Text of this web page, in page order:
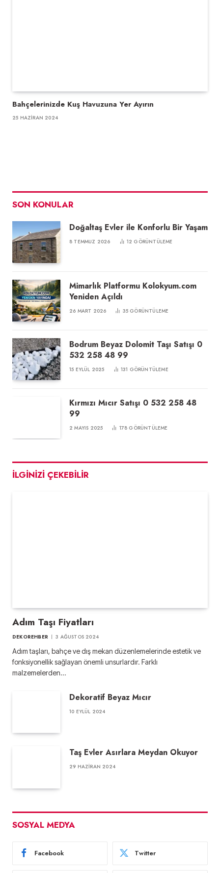
Bahçelerinizde Kuş Havuzuna Yer Ayırın
25 HAZIRAN 2024
SON KONULAR
Doğaltaş Evler ile Konforlu Bir Yaşam
8 TEMMUZ 2026 12 GÖRÜNTÜLEME
Mimarlık Platformu Kolokyum.com
Yeniden Açıldı
26 MART 2026 35 GÖRÜNTÜLEME
Bodrum Beyaz Dolomit Taşı Satışı 0
532 258 48 99
15 EYLÜL 2025 131 GÖRÜNTÜLEME
Kırmızı Mıcır Satışı 0 532 258 48
99
2 MAYIS 2025 178 GÖRÜNTÜLEME
İLGINIZI ÇEKEBILIR
Adım Taşı Fiyatları
DEKOREHBER 3 AĞUSTOS 2024
Adım taşları, bahçe ve dış mekan düzenlemelerinde estetik ve
fonksiyonellik sağlayan önemli unsurlardır. Farklı
malzemelerden…
Dekoratif Beyaz Mıcır
10 EYLÜL 2024
Taş Evler Asırlara Meydan Okuyor
29 HAZIRAN 2024
SOSYAL MEDYA
Facebook Twitter